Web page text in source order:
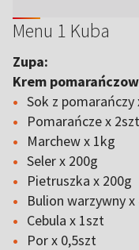
Menu 1 Kuba
Zupa:
Krem
Sok z pomarańczy
Pomarańcze x 2szt
Marchew x 1kg
Seler x 200g
Pietruszka x 200g
Bulion warzywny x
Cebula x 1szt
Por x 0,5szt